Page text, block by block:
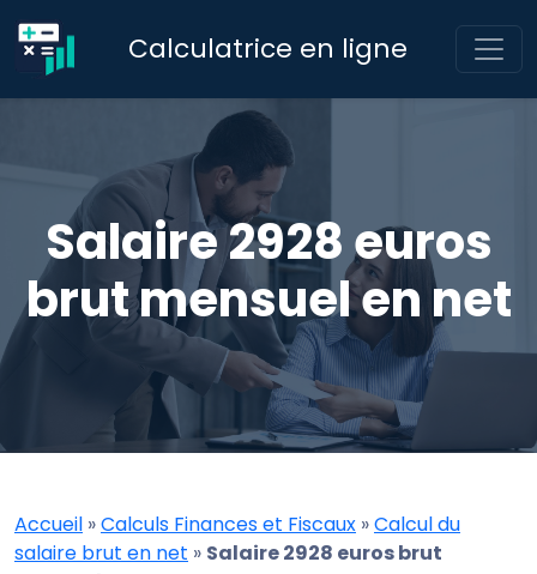
Calculatrice en ligne
Salaire 2928 euros
brut mensuel en net
Accueil »Calculs Finances et Fiscaux »Calcul du
salaire brut en net » Salaire 2928 euros brut